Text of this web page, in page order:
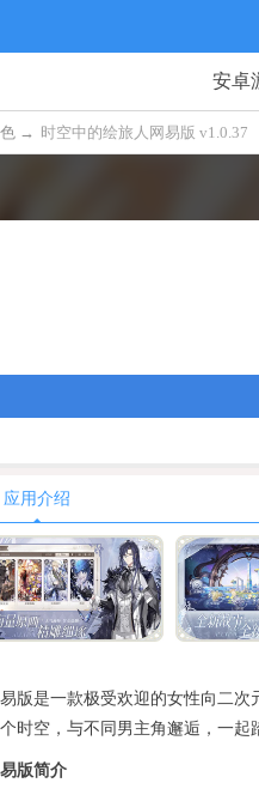
安卓
→ 时空中的绘旅人网易版 v1.0.37
应用介绍
版是一款极受欢迎的女性向二
时空，与不同男主角邂逅，一
版简介